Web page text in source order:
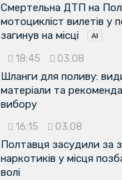
Смертельна ДТП на
мотоцикліст вилетів у
загинув на місці
18:45 03.08
Шланги для поливу:
матеріали та
вибору
16:15 03.08
Полтавця засудили за
наркотиків у місця
волі